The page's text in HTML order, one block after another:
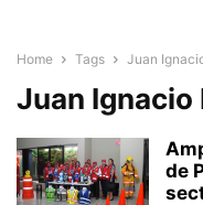
Home Tags Juan
Juan Ignacio
de